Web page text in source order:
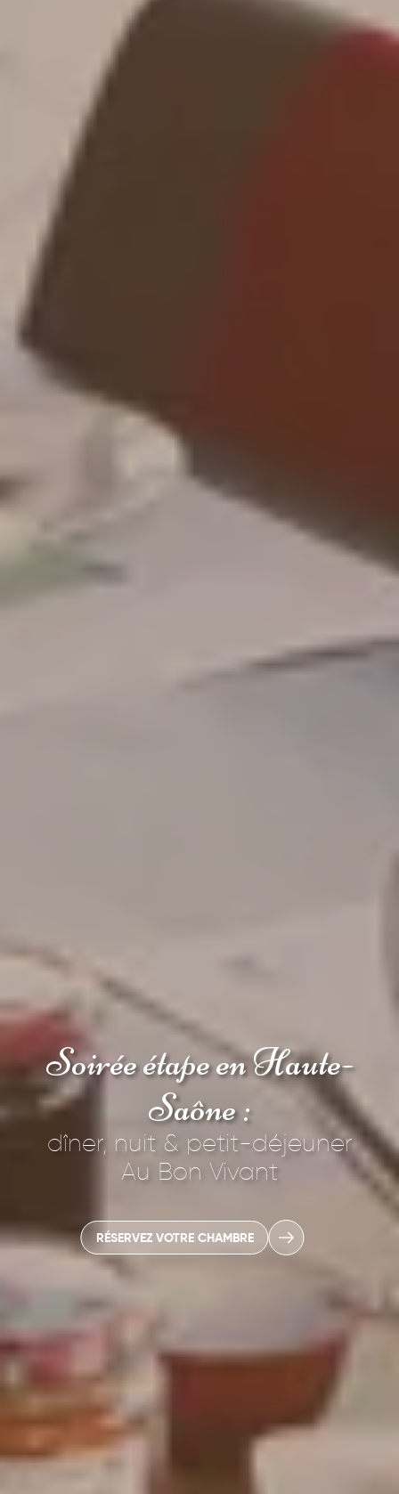
Accueil
Les Chambres
Table d’hôtes
Les activités
Contact
Soirée étape en Haute-
Saône :
dîner, nuit & petit-déjeuner
Au Bon Vivant
RÉSERVEZ VOTRE CHAMBRE